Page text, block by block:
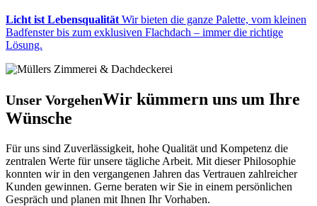
Licht ist Lebensqualität Wir bieten die ganze Palette, vom kleinen
Badfenster bis zum exklusiven Flachdach – immer die richtige
Lösung.
Unser VorgehenWir kümmern uns um Ihre
Wünsche
Für uns sind Zuverlässigkeit, hohe Qualität und Kompetenz die
zentralen Werte für unsere tägliche Arbeit. Mit dieser Philosophie
konnten wir in den vergangenen Jahren das Vertrauen zahlreicher
Kunden gewinnen. Gerne beraten wir Sie in einem persönlichen
Gespräch und planen mit Ihnen Ihr Vorhaben.